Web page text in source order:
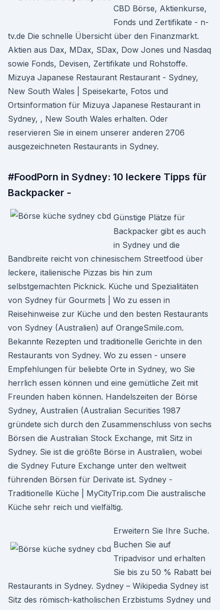
CBD Börse, Aktienkurse,
Fonds und Zertifikate - n-
tv.de Die schnelle Übersicht über den Finanzmarkt.
Aktien aus Dax, MDax, SDax, Dow Jones und Nasdaq
sowie Fonds, Devisen, Zertifikate und Rohstoffe.
Mizuya Japanese Restaurant Restaurant - Sydney,
New South Wales | Speisekarte, Fotos und
Ortsinformation für Mizuya Japanese Restaurant in
Sydney, , New South Wales erhalten. Oder
reservieren Sie in einem unserer anderen 2706
ausgezeichneten Restaurants in Sydney.
#FoodPorn in Sydney: 10 leckere Tipps für
Backpacker -
Günstige Plätze für
Backpacker gibt es auch
in Sydney und die
Bandbreite reicht von chinesischem Streetfood über
leckere, italienische Pizzas bis hin zum
selbstgemachten Picknick. Küche und Spezialitäten
von Sydney für Gourmets | Wo zu essen in
Reisehinweise zur Küche und den besten Restaurants
von Sydney (Australien) auf OrangeSmile.com.
Bekannte Rezepten und traditionelle Gerichte in den
Restaurants von Sydney. Wo zu essen - unsere
Empfehlungen für beliebte Orte in Sydney, wo Sie
herrlich essen können und eine gemütliche Zeit mit
Freunden haben können. Handelszeiten der Börse
Sydney, Australien (Australian Securities 1987
gründete sich durch den Zusammenschluss von sechs
Börsen die Australian Stock Exchange, mit Sitz in
Sydney. Sie ist die größte Börse in Australien, wobei
die Sydney Future Exchange unter den weltweit
führenden Börsen für Derivate ist. Sydney -
Traditionelle Küche | MyCityTrip.com Die australische
Küche sehr reich und vielfältig.
Erweitern Sie Ihre Suche.
Buchen Sie auf
Tripadvisor und erhalten
Sie bis zu 50 % Rabatt bei
Restaurants in Sydney. Sydney – Wikipedia Sydney ist
Sitz des römisch-katholischen Erzbistums Sydney und